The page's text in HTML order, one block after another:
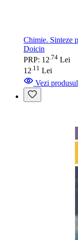
Chimie. Sinteze
Doicin
PRP: 12 74 Lei
12 11 Lei
Vezi produsul